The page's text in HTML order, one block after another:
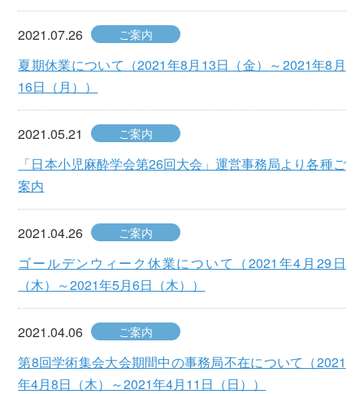
2021.07.26 ご案内
夏期休業について（2021年8月13日（金）～2021年8月
16日（月））
2021.05.21 ご案内
「日本小児麻酔学会第26回大会」運営事務局より各種ご
案内
2021.04.26 ご案内
ゴールデンウィーク休業について（2021年4月29日
（木）～2021年5月6日（木））
2021.04.06 ご案内
第8回学術集会大会期間中の事務局不在について（2021
年4月8日（木）～2021年4月11日（日））